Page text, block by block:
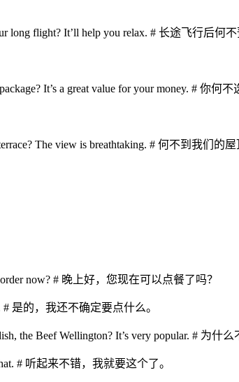
long flight? It’ll help you relax. # 长途飞行后
It’s a great value for your money. # 你
The view is breathtaking. # 何不到我们
now? # 晚上好，您现在可以点餐了吗？
# 是的，我还不确定要点什么。
the Beef Wellington? It’s very popular. # 为
# 听起来不错，我就要这个了。